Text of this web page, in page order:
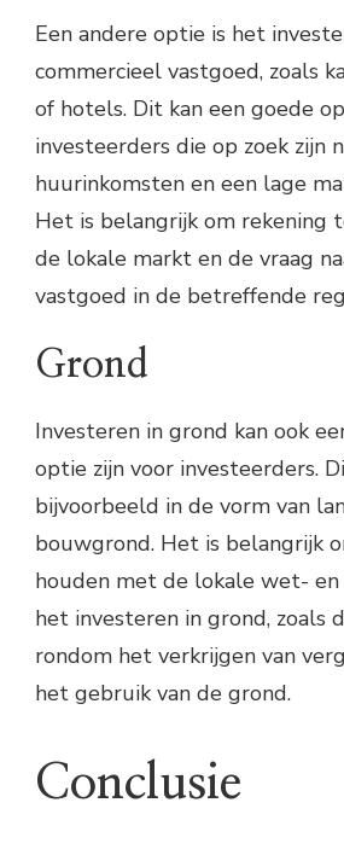
Een andere optie is het
commercieel vastgoed, zoals
of hotels. Dit kan een goede
investeerders die op zoek zijn
huurinkomsten en een lage
Het is belangrijk om rekening
de lokale markt en de vraag
vastgoed in de betreffende
Grond
Investeren in grond kan ook
optie zijn voor investeerders.
bijvoorbeeld in de vorm van
bouwgrond. Het is belangrijk
houden met de lokale wet-
het investeren in grond, zoals
rondom het verkrijgen van
het gebruik van de grond.
Conclusie